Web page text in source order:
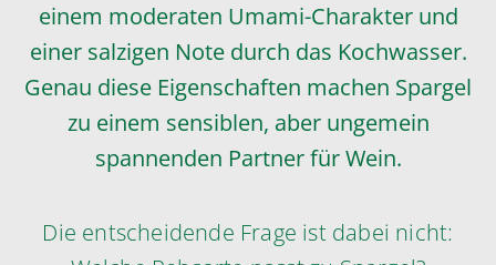
einem moderaten Umami-Charakter und
einer salzigen Note durch das Kochwasser.
Genau diese Eigenschaften machen Spargel
zu einem sensiblen, aber ungemein
spannenden Partner für Wein.
Die entscheidende Frage ist dabei nicht: